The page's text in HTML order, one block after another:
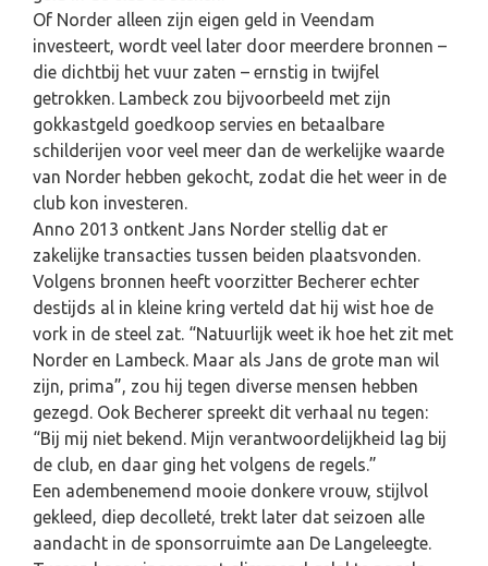
Of Norder alleen zijn eigen geld in Veendam
investeert, wordt veel later door meerdere bronnen –
die dichtbij het vuur zaten – ernstig in twijfel
getrokken. Lambeck zou bijvoorbeeld met zijn
gokkastgeld goedkoop servies en betaalbare
schilderijen voor veel meer dan de werkelijke waarde
van Norder hebben gekocht, zodat die het weer in de
club kon investeren.
Anno 2013 ontkent Jans Norder stellig dat er
zakelijke transacties tussen beiden plaatsvonden.
Volgens bronnen heeft voorzitter Becherer echter
destijds al in kleine kring verteld dat hij wist hoe de
vork in de steel zat. “Natuurlijk weet ik hoe het zit met
Norder en Lambeck. Maar als Jans de grote man wil
zijn, prima”, zou hij tegen diverse mensen hebben
gezegd. Ook Becherer spreekt dit verhaal nu tegen:
“Bij mij niet bekend. Mijn verantwoordelijkheid lag bij
de club, en daar ging het volgens de regels.”
Een adembenemend mooie donkere vrouw, stijlvol
gekleed, diep decolleté, trekt later dat seizoen alle
aandacht in de sponsorruimte aan De Langeleegte.